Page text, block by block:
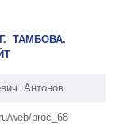
ТАМБОВА.
Антонов
web/proc_68